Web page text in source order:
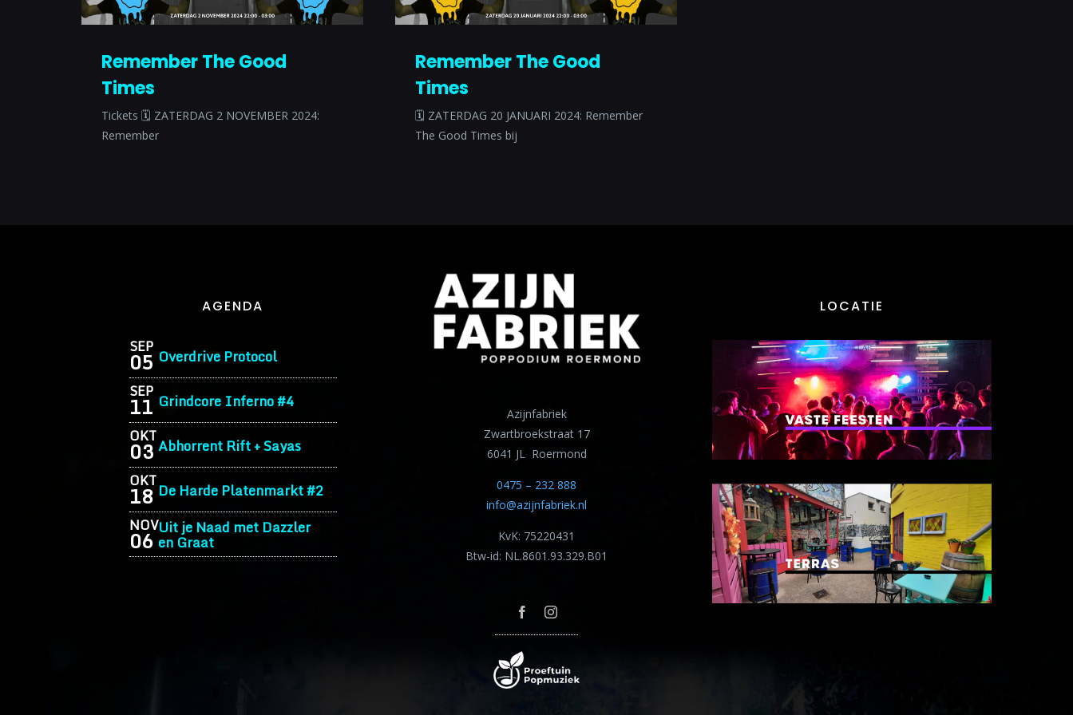
Remember The Good
Times
Tickets 🗓 ZATERDAG 2 NOVEMBER 2024:
Remember
Remember The Good
Times
🗓 ZATERDAG 20 JANUARI 2024: Remember
The Good Times bij
AGENDA
SEP
05 Overdrive Protocol
SEP
11 Grindcore Inferno #4
OKT
03 Abhorrent Rift + Sayas
OKT
18 De Harde Platenmarkt #2
NOV
06 Uit je Naad met Dazzler
en Graat
Azijnfabriek
Zwartbroekstraat 17
6041 JL Roermond
0475 – 232 888
info@azijnfabriek.nl
KvK: 75220431
Btw-id: NL.8601.93.329.B01
LOCATIE